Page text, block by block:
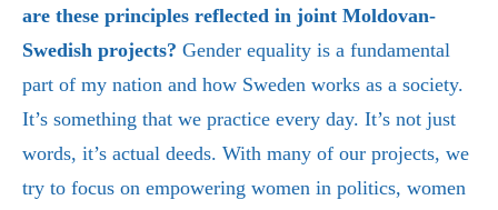
are these principles reflected in joint Moldovan-
Swedish projects? Gender equality is a fundamental
part of my nation and how Sweden works as a society.
It’s something that we practice every day. It’s not just
words, it’s actual deeds. With many of our projects, we
try to focus on empowering women in politics, women